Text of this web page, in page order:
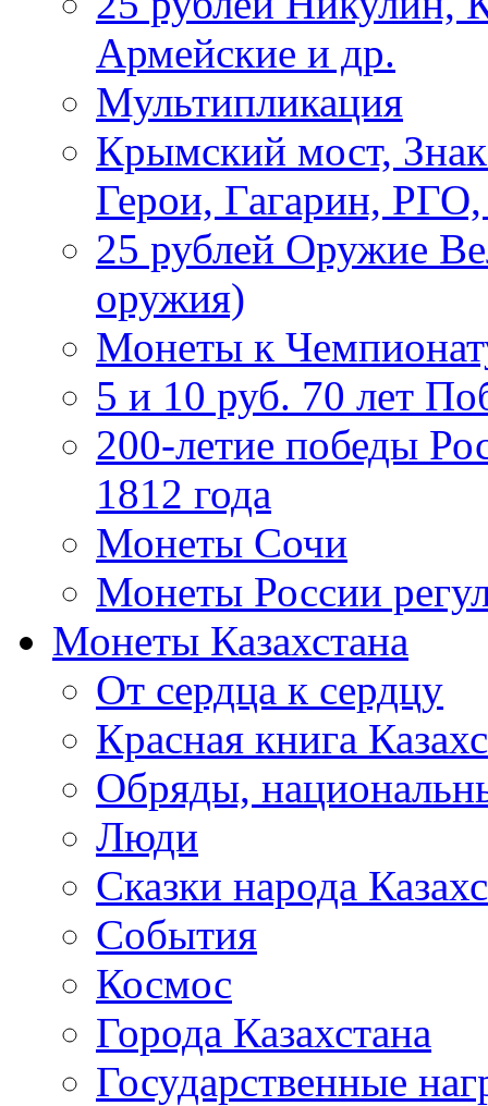
Армейские и др.
Мультипликация
Крымский мост,
Герои, Гагарин,
25 рублей Оружие
оружия)
Монеты к
5 и 10 руб. 70 лет
200-летие победы
1812 года
Монеты Сочи
Монеты России
Монеты Казахстана
От сердца к сердцу
Красная книга
Обряды,
Люди
Сказки народа
События
Космос
Города Казахстана
Государственные